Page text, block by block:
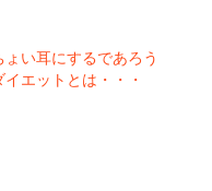
い耳にするであろう
エットとは・・・